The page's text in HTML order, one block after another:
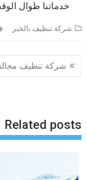
خدماتنا طوال
شركة تنظيف بالخبر
تصفّح
المقالات
شركة تنظيف
Related posts